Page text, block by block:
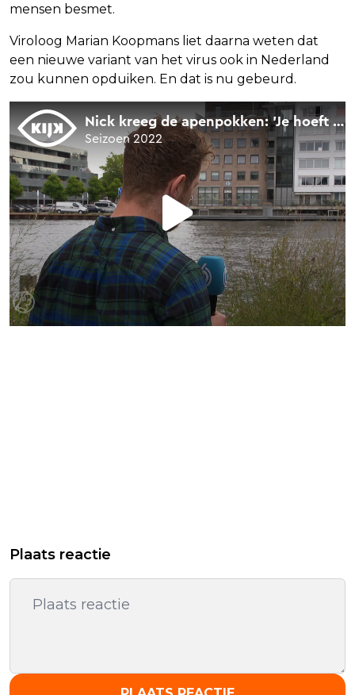
mensen besmet.
Viroloog Marian Koopmans liet daarna weten dat
een nieuwe variant van het virus ook in Nederland
zou kunnen opduiken. En dat is nu gebeurd.
Plaats reactie